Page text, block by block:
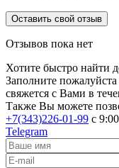
Оставить свой отзыв
Отзывов пока нет
Хотите быстро найти
Заполните
свяжется с Вами в
Также Вы можете
+7(343)226-01-99 с
Telegram